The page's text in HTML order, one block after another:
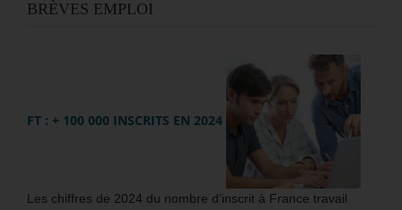
BRÈVES EMPLOI
FT : + 100 000 INSCRITS EN 2024
Les chiffres de 2024 du nombre d’inscrit à France travail